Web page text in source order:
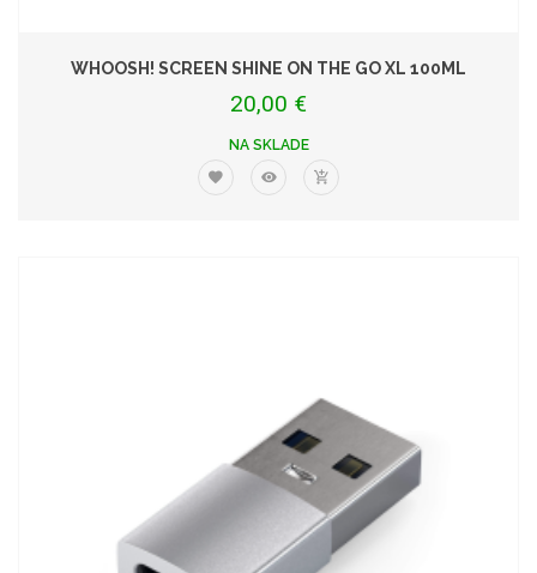
WHOOSH! SCREEN SHINE ON THE GO XL 100ML
20,00 €
NA SKLADE